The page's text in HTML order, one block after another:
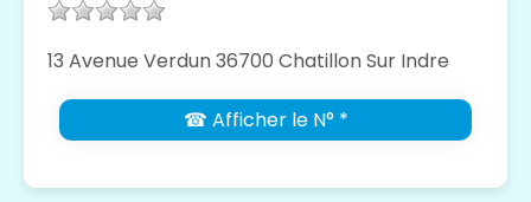
13 Avenue Verdun 36700 Chatillon Sur Indre
☎ Afficher le N° *